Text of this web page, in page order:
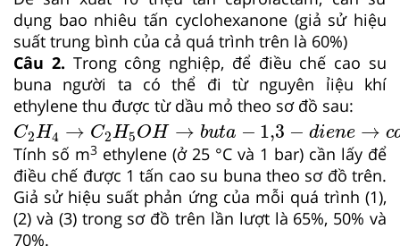
dụng bao nhiêu tấn cyclohexanone (giả sử hiệu
suất trung bình của cả quá trình trên là 60%)
Câu 2. Trong công nghiệp, để điều chế cao su
buna người ta có thể đi từ nguyên ỉiệu khí
ethylene thu được từ dầu mỏ theo sơ đồ sau:
C2H4 → C2H5OH → buta − 1,3 − diene → c
C2H4→ C2 H5OH→bu ta− 1,3− diene→c
Tính số m3 ethylene (ở 25 °C và 1 bar) cần lấy để
điều chế được 1 tấn cao su buna theo sơ đồ trên.
Giả sử hiệu suất phản ứng của mỗi quá trình (1),
(2) và (3) trong sơ đồ trên lần lượt là 65%, 50% và
70%.